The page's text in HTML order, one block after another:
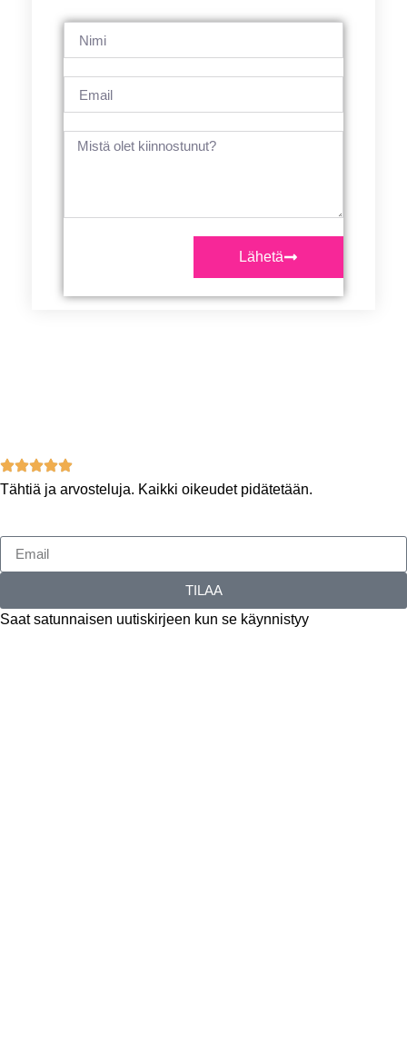
Lähetä
Tähtiä ja arvosteluja. Kaikki oikeudet pidätetään.
TILAA
Saat satunnaisen uutiskirjeen kun se käynnistyy